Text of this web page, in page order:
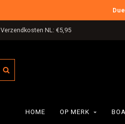
Verzendkosten NL: €5,95
HOME OP MERK